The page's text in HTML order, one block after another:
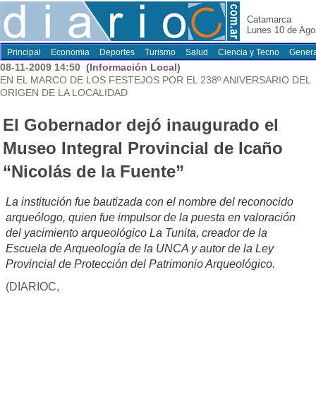
Catamarca
Lunes 10 de
Principal Economia Deportes Turismo Salud Ciencia y Tecno
08-11-2009 14:50 (Información Local)
EN EL MARCO DE LOS FESTEJOS POR EL 238º ANIVERSARIO DEL
ORIGEN DE LA LOCALIDAD
El Gobernador dejó inaugurado el
Museo Integral Provincial de Icaño
“Nicolás de la Fuente”
La institución fue bautizada con el nombre del reconocido
arqueólogo, quien fue impulsor de la puesta en valoración
del yacimiento arqueológico La Tunita, creador de la
Escuela de Arqueología de la UNCA y autor de la Ley
Provincial de Protección del Patrimonio Arqueológico.
(DIARIOC,